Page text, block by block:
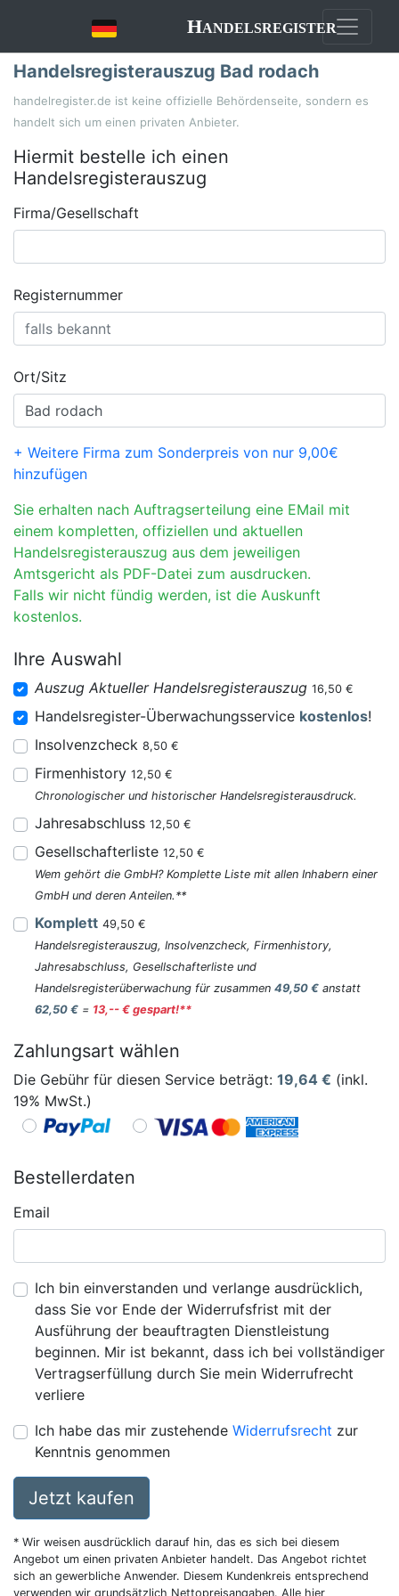
Handelsregister
Handelsregisterauszug Bad rodach
handelregister.de ist keine offizielle Behördenseite, sondern es
handelt sich um einen privaten Anbieter.
Hiermit bestelle ich einen
Handelsregisterauszug
Firma/Gesellschaft
Registernummer
Ort/Sitz
+ Weitere Firma zum Sonderpreis von nur 9,00€
hinzufügen
Sie erhalten nach Auftragserteilung eine EMail mit
einem kompletten, offiziellen und aktuellen
Handelsregisterauszug aus dem jeweiligen
Amtsgericht als PDF-Datei zum ausdrucken.
Falls wir nicht fündig werden, ist die Auskunft
kostenlos.
Ihre Auswahl
Auszug Aktueller Handelsregisterauszug 16,50 €
Handelsregister-Überwachungsservice kostenlos!
Insolvenzcheck 8,50 €
Firmenhistory 12,50 €
Chronologischer und historischer Handelsregisterausdruck.
Jahresabschluss 12,50 €
Gesellschafterliste 12,50 €
Wem gehört die GmbH? Komplette Liste mit allen Inhabern einer
GmbH und deren Anteilen.**
Komplett 49,50 €
Handelsregisterauszug, Insolvenzcheck, Firmenhistory,
Jahresabschluss, Gesellschafterliste und
Handelsregisterüberwachung für zusammen 49,50 € anstatt
62,50 € = 13,-- € gespart!**
Zahlungsart wählen
Die Gebühr für diesen Service beträgt: 19,64 € (inkl.
19% MwSt.)
Bestellerdaten
Email
Ich bin einverstanden und verlange ausdrücklich,
dass Sie vor Ende der Widerrufsfrist mit der
Ausführung der beauftragten Dienstleistung
beginnen. Mir ist bekannt, dass ich bei vollständiger
Vertragserfüllung durch Sie mein Widerrufrecht
verliere
Ich habe das mir zustehende Widerrufsrecht zur
Kenntnis genommen
Jetzt kaufen
* Wir weisen ausdrücklich darauf hin, das es sich bei diesem
Angebot um einen privaten Anbieter handelt. Das Angebot richtet
sich an gewerbliche Anwender. Diesem Kundenkreis entsprechend
verwenden wir grundsätzlich Nettopreisangaben. Alle hier